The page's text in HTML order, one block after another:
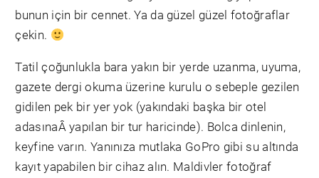
bunun için bir cennet. Ya da güzel güzel fotoğraflar
çekin.
Tatil çoğunlukla bara yakın bir yerde uzanma, uyuma,
gazete dergi okuma üzerine kurulu o sebeple gezilen
gidilen pek bir yer yok (yakındaki başka bir otel
adasınaÂ yapılan bir tur haricinde). Bolca dinlenin,
keyfine varın. Yanınıza mutlaka GoPro gibi su altında
kayıt yapabilen bir cihaz alın. Maldivler fotoğraf